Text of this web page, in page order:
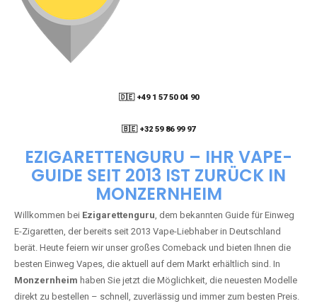
🇩🇪 +49 1 57 50 04 90
🇧🇪 +32 59 86 99 97
EZIGARETTENGURU – IHR VAPE-
GUIDE SEIT 2013 IST ZURÜCK IN
MONZERNHEIM
Willkommen bei Ezigarettenguru, dem bekannten Guide für Einweg
E-Zigaretten, der bereits seit 2013 Vape-Liebhaber in Deutschland
berät. Heute feiern wir unser großes Comeback und bieten Ihnen die
besten Einweg Vapes, die aktuell auf dem Markt erhältlich sind. In
Monzernheim haben Sie jetzt die Möglichkeit, die neuesten Modelle
direkt zu bestellen – schnell, zuverlässig und immer zum besten Preis.